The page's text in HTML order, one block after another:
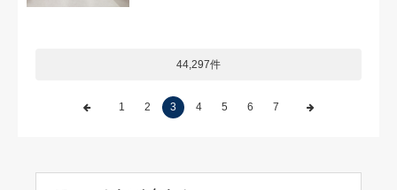
44,297件
1 2 3 4 5 6 7